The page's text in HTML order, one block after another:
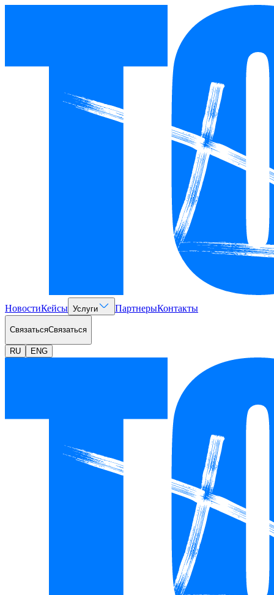
НовостиКейсы Услуги ПартнерыКонтакты
СвязатьсяСвязаться
RU ENG